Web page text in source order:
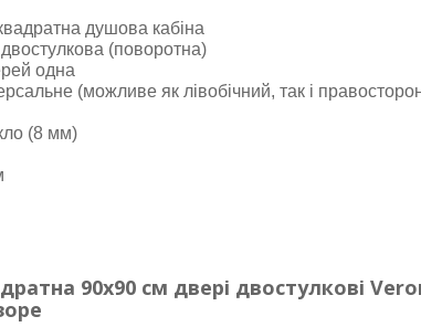
душова кабіна
(поворотна)
одна
(можливе як лівобічний, так і
(8 мм)
90х90 см двері двостулкові